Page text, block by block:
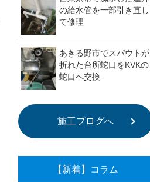
の給水管を一部引き直し
て修理
あきる野市でスパウトが
折れた台所蛇口をKVKの
蛇口へ交換
施工ブログへ
【新着】コラム